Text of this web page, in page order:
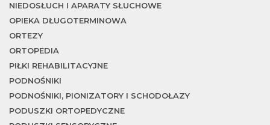
NIEDOSŁUCH I APARATY SŁUCHOWE
OPIEKA DŁUGOTERMINOWA
ORTEZY
ORTOPEDIA
PIŁKI REHABILITACYJNE
PODNOŚNIKI
PODNOŚNIKI, PIONIZATORY I SCHODOŁAZY
PODUSZKI ORTOPEDYCZNE